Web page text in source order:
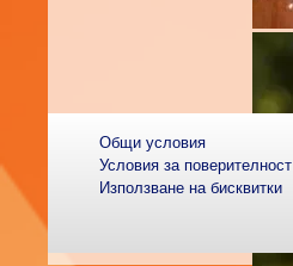
Общи условия
Условия за поверителност
Използване на бисквитки